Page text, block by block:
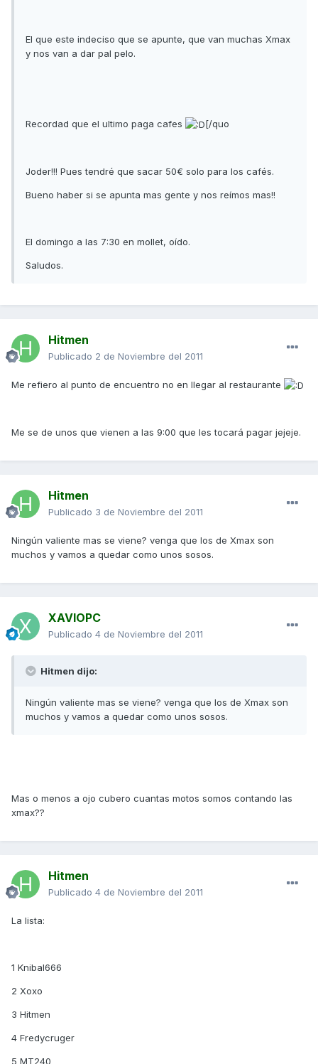
El que este indeciso que se apunte, que van muchas Xmax
y nos van a dar pal pelo.
Recordad que el ultimo paga cafes [/quo
Joder!!! Pues tendré que sacar 50€ solo para los cafés.
Bueno haber si se apunta mas gente y nos reímos mas!!
El domingo a las 7:30 en mollet, oído.
Saludos.
Hitmen
Publicado 2 de Noviembre del 2011
Me refiero al punto de encuentro no en llegar al restaurante
Me se de unos que vienen a las 9:00 que les tocará pagar jejeje.
Hitmen
Publicado 3 de Noviembre del 2011
Ningún valiente mas se viene? venga que los de Xmax son
muchos y vamos a quedar como unos sosos.
XAVIOPC
Publicado 4 de Noviembre del 2011
Hitmen dijo:
Ningún valiente mas se viene? venga que los de Xmax son
muchos y vamos a quedar como unos sosos.
Mas o menos a ojo cubero cuantas motos somos contando las
xmax??
Hitmen
Publicado 4 de Noviembre del 2011
La lista:
1 Knibal666
2 Xoxo
3 Hitmen
4 Fredycruger
5 MT240